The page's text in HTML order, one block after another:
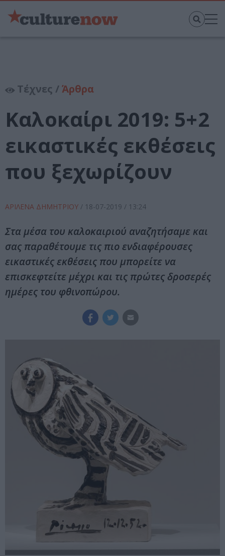
Τέχνες /Άρθρα
Καλοκαίρι 2019: 5+2
εικαστικές εκθέσεις
που ξεχωρίζουν
ΑΡΙΛΕΝΑ ΔΗΜΗΤΡΙΟΥ / 18-07-2019 / 13:24
Στα μέσα του καλοκαιριού αναζητήσαμε και
σας παραθέτουμε τις πιο ενδιαφέρουσες
εικαστικές εκθέσεις που μπορείτε να
επισκεφτείτε μέχρι και τις πρώτες δροσερές
ημέρες του φθινοπώρου.